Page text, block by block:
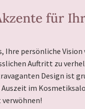
für
Ihre persönliche
Auftritt zu
Design ist
im